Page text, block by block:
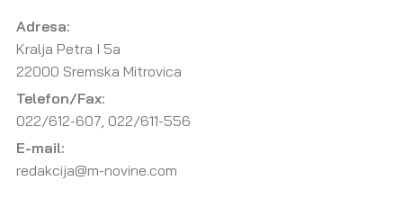
Adresa:
Kralja Petra I 5a
22000 Sremska Mitrovica
Telefon/Fax:
022/612-607, 022/611-556
E-mail:
redakcija@m-novine.com